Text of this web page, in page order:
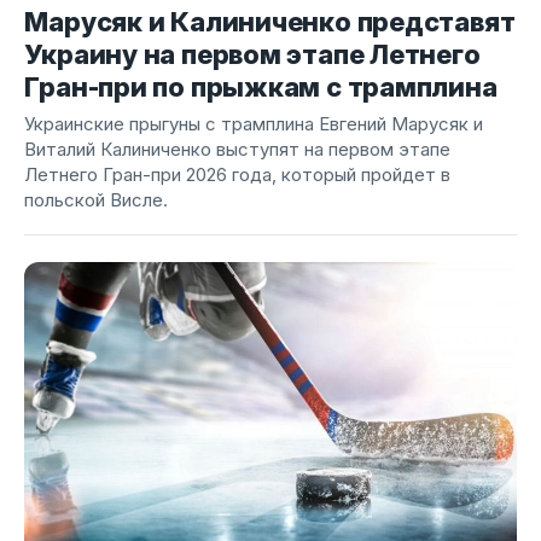
Марусяк и Калиниченко представят
Украину на первом этапе Летнего
Гран-при по прыжкам с трамплина
Украинские прыгуны с трамплина Евгений Марусяк и
Виталий Калиниченко выступят на первом этапе
Летнего Гран-при 2026 года, который пройдет в
польской Висле.